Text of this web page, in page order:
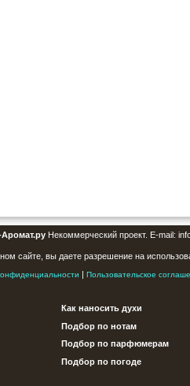
Некоммерческий проект. E-mail:
сайте, вы даете разрешение на
| Пользовательское
Как наносить духи
Подбор по нотам
Подбор по парфюмерам
Подбор по погоде